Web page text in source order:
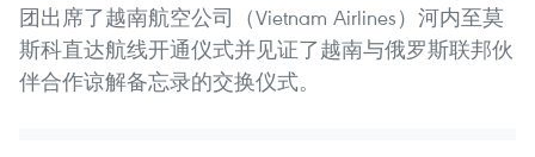
团出席了越南航空公司（Vietnam Airlines）河内至莫
斯科直达航线开通仪式并见证了越南与俄罗斯联邦伙
伴合作谅解备忘录的交换仪式。